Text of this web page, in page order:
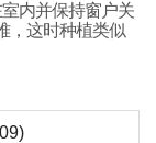
内并保持窗户关
，这时种植类似
)